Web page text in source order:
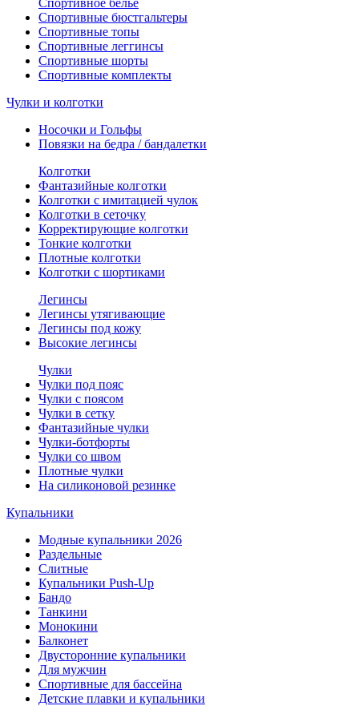
Спортивное белье
Спортивные бюстгальтеры
Спортивные топы
Спортивные леггинсы
Спортивные шорты
Спортивные комплекты
Чулки и колготки
Носочки и Гольфы
Повязки на бедра / бандалетки
Колготки
Фантазийные колготки
Колготки с имитацией чулок
Колготки в сеточку
Корректирующие колготки
Тонкие колготки
Плотные колготки
Колготки с шортиками
Легинсы
Легинсы утягивающие
Легинсы под кожу
Высокие легинсы
Чулки
Чулки под пояс
Чулки с поясом
Чулки в сетку
Фантазийные чулки
Чулки-ботфорты
Чулки со швом
Плотные чулки
На силиконовой резинке
Купальники
Модные купальники 2026
Раздельные
Слитные
Купальники Push-Up
Бандо
Танкини
Монокини
Балконет
Двусторонние купальники
Для мужчин
Спортивные для бассейна
Детские плавки и купальники